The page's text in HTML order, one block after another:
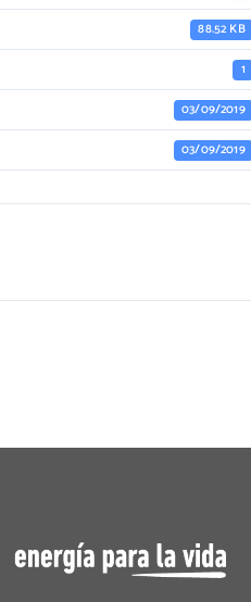
88.52 KB
1
03/09/2019
03/09/2019